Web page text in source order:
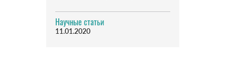
Научные статьи
11.01.2020